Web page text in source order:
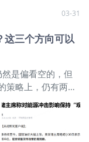
03-31
这三个方向可以
是偏看空的，但
策略上，仍有两个
美伊战争局面走
者有哪个东方大
上涨，单边持有
差的期权策略来